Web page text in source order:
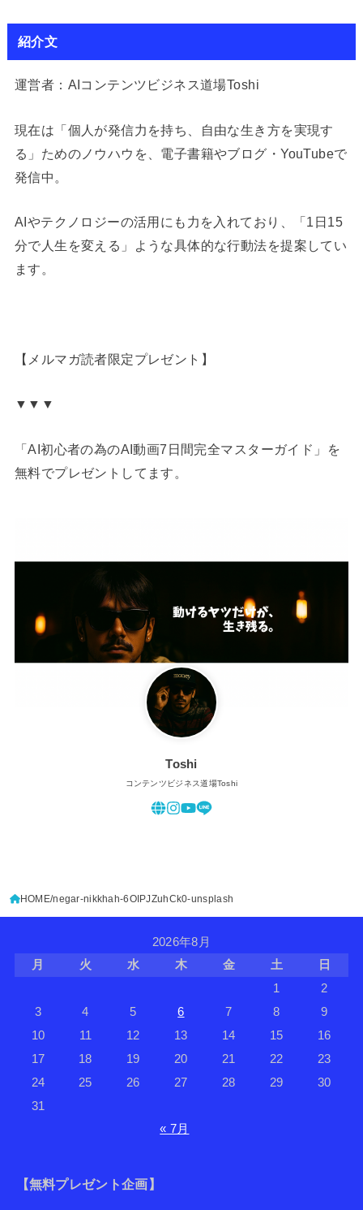
紹介文
運営者：AIコンテンツビジネス道場Toshi
現在は「個人が発信力を持ち、自由な生き方を実現す
る」ためのノウハウを、電子書籍やブログ・YouTubeで
発信中。
AIやテクノロジーの活用にも力を入れており、「1日15
分で人生を変える」ような具体的な行動法を提案してい
ます。
【メルマガ読者限定プレゼント】
▼▼▼
「AI初心者の為のAI動画7日間完全マスターガイド」を
無料でプレゼントしてます。
Toshi
コンテンツビジネス道場Toshi
HOME negar-nikkhah-6OIPJZuhCk0-unsplash
2026年8月
月
火 水 木 金 土
日
1
2
3
4 5 6 7 8
9
10
11 12 13 14 15
16
17
18 19 20 21 22
23
24
25 26 27 28 29
30
31
« 7月
【無料プレゼント企画】